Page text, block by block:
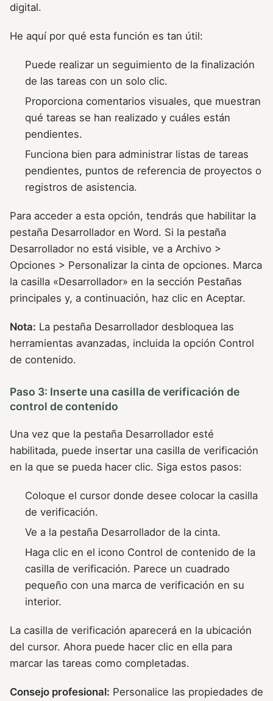
digital.
He aquí por qué esta función es tan útil:
Puede realizar un seguimiento de la finalización
de las tareas con un solo clic.
Proporciona comentarios visuales, que muestran
qué tareas se han realizado y cuáles están
pendientes.
Funciona bien para administrar listas de tareas
pendientes, puntos de referencia de proyectos o
registros de asistencia.
Para acceder a esta opción, tendrás que habilitar la
pestaña Desarrollador en Word. Si la pestaña
Desarrollador no está visible, ve a Archivo >
Opciones > Personalizar la cinta de opciones. Marca
la casilla «Desarrollador» en la sección Pestañas
principales y, a continuación, haz clic en Aceptar.
Nota: La pestaña Desarrollador desbloquea las
herramientas avanzadas, incluida la opción Control
de contenido.
Paso 3: Inserte una casilla de verificación de
control de contenido
Una vez que la pestaña Desarrollador esté
habilitada, puede insertar una casilla de verificación
en la que se pueda hacer clic. Siga estos pasos:
Coloque el cursor donde desee colocar la casilla
de verificación.
Ve a la pestaña Desarrollador de la cinta.
Haga clic en el icono Control de contenido de la
casilla de verificación. Parece un cuadrado
pequeño con una marca de verificación en su
interior.
La casilla de verificación aparecerá en la ubicación
del cursor. Ahora puede hacer clic en ella para
marcar las tareas como completadas.
Consejo profesional: Personalice las propiedades de